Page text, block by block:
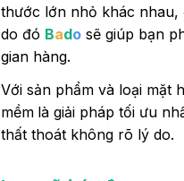
thước lớn nhỏ khác
do đó Bado sẽ giúp bạn
gian hàng.
Với sản phẩm và loại mặt
mềm là giải pháp tối ưu
thất thoát không rõ lý do.